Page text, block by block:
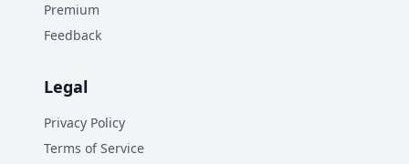
Premium
Feedback
Legal
Privacy Policy
Terms of Service